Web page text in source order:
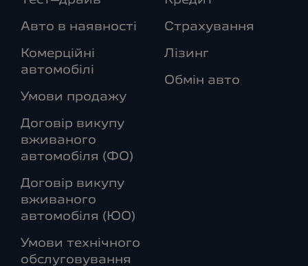
Авто в наявності
Комерційні
автомобілі
Умови продажу
Договір викупу
вживаного
автомобіля (ФО)
Договір викупу
вживаного
автомобіля (ЮО)
Умови технічного
обслуговування
Страхування
Лізинг
Обмін авто